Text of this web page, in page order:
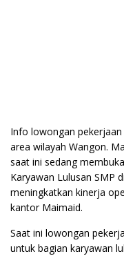
Info lowongan
area wilayah Wangon.
saat ini sedang
Karyawan Lulusan SMP
meningkatkan kinerja
kantor Maimaid.
Saat ini lowongan
untuk bagian karyawan